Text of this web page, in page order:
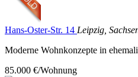
Hans-Oster-Str. 14 Leipzig,
Moderne Wohnkonzepte in
85.000 €/Wohnung